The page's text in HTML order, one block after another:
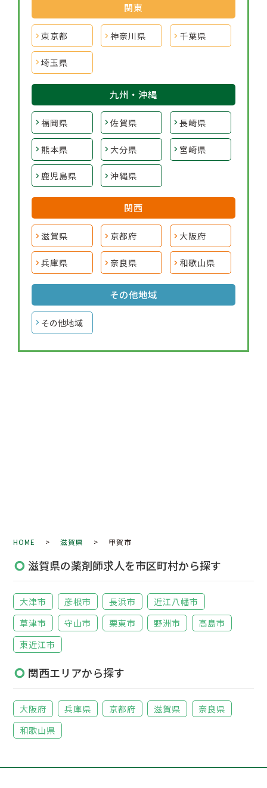
関東
東京都 神奈川県 千葉県
埼玉県
九州・沖縄
福岡県 佐賀県 長崎県
熊本県 大分県 宮崎県
鹿児島県 沖縄県
関西
滋賀県 京都府 大阪府
兵庫県 奈良県 和歌山県
その他地域
その他地域
HOME >滋賀県 > 甲賀市
滋賀県の薬剤師求人を市区町村から探す
大津市 彦根市 長浜市
近江八幡市
草津市
守山市 栗東市 野洲市
高島市
東近江市
関西エリアから探す
大阪府 兵庫県 京都府 滋賀県
奈良県
和歌山県